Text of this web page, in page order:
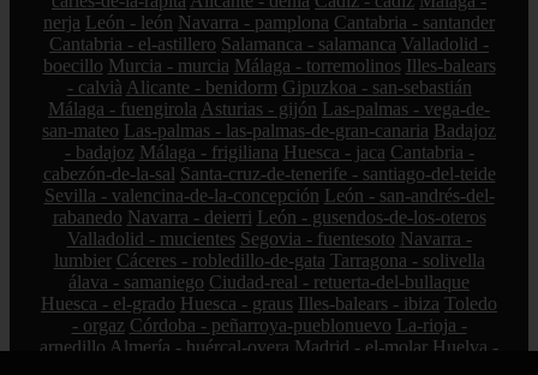
nerja León - león Navarra - pamplona Cantabria - santander
Cantabria - el-astillero Salamanca - salamanca Valladolid -
boecillo Murcia - murcia Málaga - torremolinos Illes-balears
- calvià Alicante - benidorm Gipuzkoa - san-sebastián
Málaga - fuengirola Asturias - gijón Las-palmas - vega-de-
san-mateo Las-palmas - las-palmas-de-gran-canaria Badajoz
- badajoz Málaga - frigiliana Huesca - jaca Cantabria -
cabezón-de-la-sal Santa-cruz-de-tenerife - santiago-del-teide
Sevilla - valencina-de-la-concepción León - san-andrés-del-
rabanedo Navarra - deierri León - gusendos-de-los-oteros
Valladolid - mucientes Segovia - fuentesoto Navarra -
lumbier Cáceres - robledillo-de-gata Tarragona - solivella
álava - samaniego Ciudad-real - retuerta-del-bullaque
Huesca - el-grado Huesca - graus Illes-balears - ibiza Toledo
- orgaz Córdoba - peñarroya-pueblonuevo La-rioja -
arnedillo Almería - huércal-overa Madrid - el-molar Huelva -